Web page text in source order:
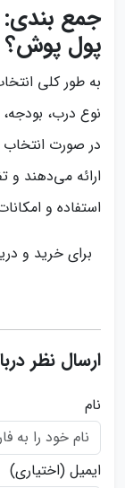
جمع بندی:
پول پوش؟
به طور کلی
نوع درب،
در صورت انتخاب
ارائه می‌دهند
استفاده و
برای خرید و
ارسال نظر
نام
ایمیل (اختیاری)